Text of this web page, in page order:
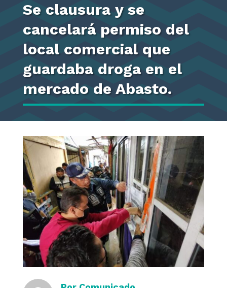
Se clausura y se
cancelará permiso del
local comercial que
guardaba droga en el
mercado de Abasto.